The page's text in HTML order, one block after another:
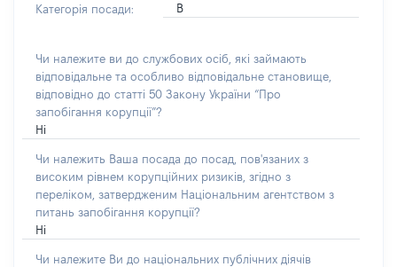
Категорія посади: В
Чи належите ви до службових осіб, які займають
відповідальне та особливо відповідальне становище,
відповідно до статті 50 Закону України “Про
запобігання корупції”?
Ні
Чи належить Ваша посада до посад, пов'язаних з
високим рівнем корупційних ризиків, згідно з
переліком, затвердженим Національним агентством з
питань запобігання корупції?
Ні
Чи належите Ви до національних публічних діячів